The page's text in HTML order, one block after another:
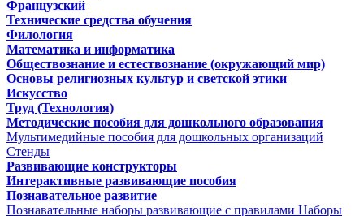
Французский
Технические средства обучения
Филология
Математика и информатика
Обществознание и естествознание (окружающий мир)
Основы религиозных культур и светской этики
Искусство
Труд (Технология)
Методические пособия для дошкольного образования
Мультимедийные пособия для дошкольных организаций
Стенды
Развивающие конструкторы
Интерактивные развивающие пособия
Познавательное развитие
Познавательные наборы развивающие с правилами Наборы